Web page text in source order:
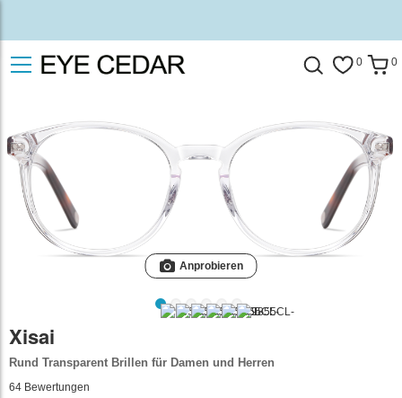
0 0
Anprobieren
Xisai
Rund Transparent Brillen für Damen und Herren
64 Bewertungen